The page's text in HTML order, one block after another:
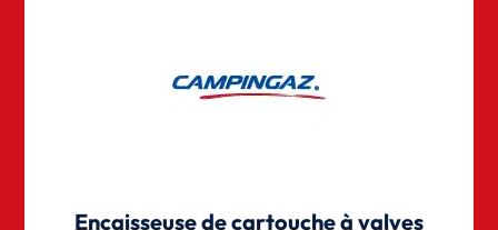
Encaisseuse de cartouche à valves